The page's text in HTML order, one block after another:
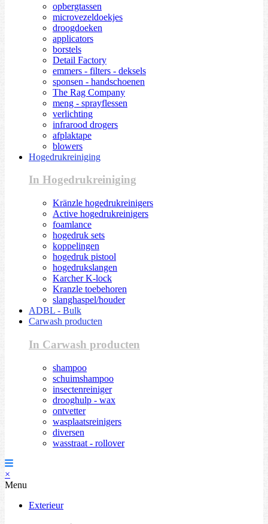
opbergtassen
microvezeldoekjes
droogdoeken
applicators
borstels
Detail Factory
emmers - filters - deksels
sponsen - handschoenen
The Rag Company
meng - sprayflessen
verlichting
infrarood drogers
afplaktape
blowers
Hogedrukreiniging
In Hogedrukreiniging
Kränzle hogedrukreinigers
Active hogedrukreinigers
foamlance
hogedruk sets
koppelingen
hogedruk pistool
hogedrukslangen
Karcher K-lock
Kranzle toebehoren
slanghaspel/houder
ADBL - Bulk
Carwash producten
In Carwash producten
shampoo
schuimshampoo
insectenreiniger
drooghulp - wax
ontvetter
wasplaatsreinigers
diversen
wasstraat - rollover
×
Menu
Exterieur